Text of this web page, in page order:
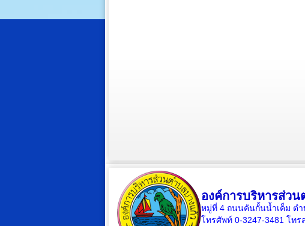
องค์การบริหารส่วน
หมู่ที่ 4 ถนนคันกั้นน้ำเค็ม ตำ
โทรศัพท์ 0-3247-3481 โทร